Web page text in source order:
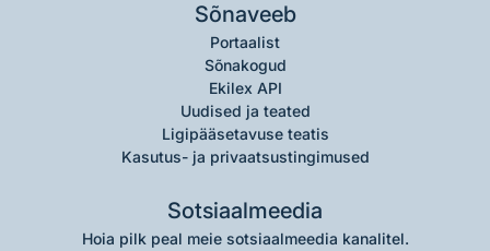
Sõnaveeb
Portaalist
Sõnakogud
Ekilex API
Uudised ja teated
Ligipääsetavuse teatis
Kasutus- ja privaatsustingimused
Sotsiaalmeedia
Hoia pilk peal meie sotsiaalmeedia kanalitel.